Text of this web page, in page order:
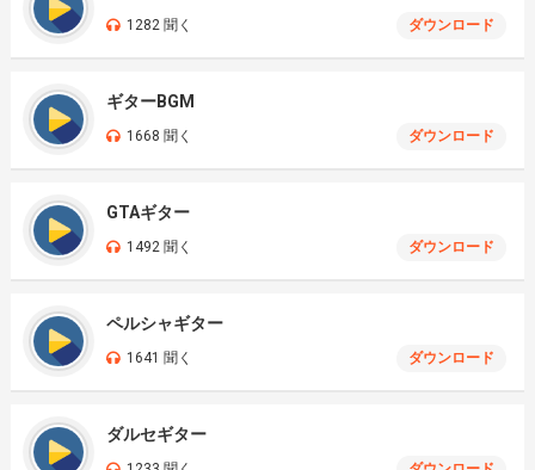
1282 聞く ダウンロード
ギターBGM
1668 聞く ダウンロード
GTAギター
1492 聞く ダウンロード
ペルシャギター
1641 聞く ダウンロード
ダルセギター